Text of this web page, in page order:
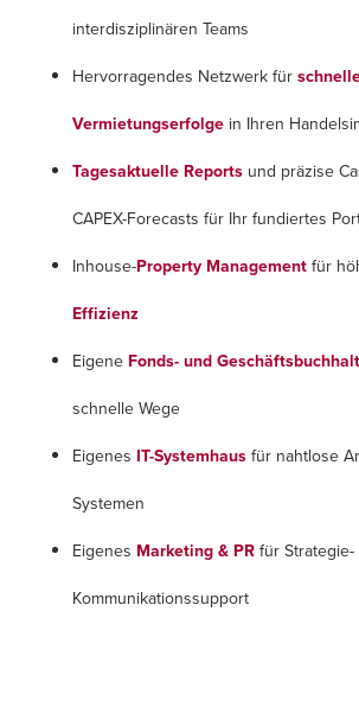
interdisziplinären Teams
Hervorragendes Netzwerk für
Vermietungserfolge in Ihren
Tagesaktuelle Reports und präzise
CAPEX-Forecasts für Ihr fundiertes
Inhouse-Property Management für
Effizienz
Eigene Fonds- und
schnelle Wege
Eigenes IT-Systemhaus für nahtlose
Systemen
Eigenes Marketing & PR für Strategie-
Kommunikationssupport